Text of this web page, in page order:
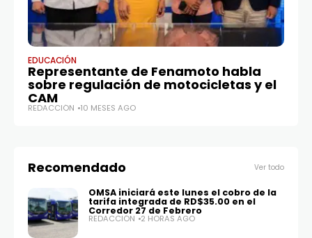
EDUCACIÓN
Representante de Fenamoto habla
sobre regulación de motocicletas y el
CAM
REDACCIÓN 10 MESES AGO
Recomendado Ver todo
OMSA iniciará este lunes el cobro de la
tarifa integrada de RD$35.00 en el
Corredor 27 de Febrero
REDACCIÓN 2 HORAS AGO